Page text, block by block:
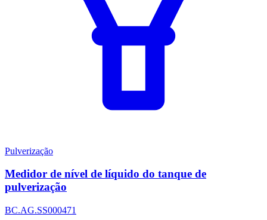
Pulverização
Medidor de nível de líquido do tanque de
pulverização
BC.AG.SS000471